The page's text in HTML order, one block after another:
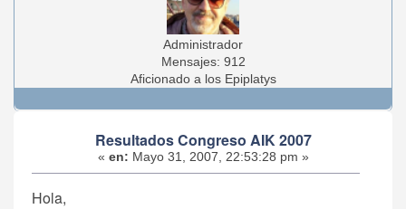
Administrador
Mensajes: 912
Aficionado a los Epiplatys
Resultados Congreso AIK 2007
« en: Mayo 31, 2007, 22:53:28 pm »
Hola,